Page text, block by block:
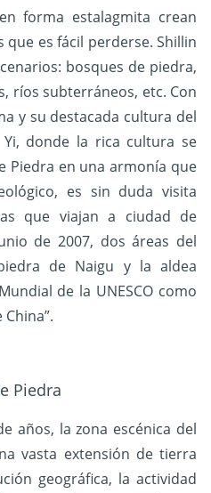
forma estalagmita crean
es fácil perderse. Shillin
bosques de piedra,
ríos subterráneos, etc. Con
y su destacada cultura del
donde la rica cultura se
Piedra en una armonía que
es sin duda visita
que viajan a ciudad de
de 2007, dos áreas del
de Naigu y la aldea
de la UNESCO como
Piedra
años, la zona escénica del
vasta extensión de tierra
geográfica, la actividad